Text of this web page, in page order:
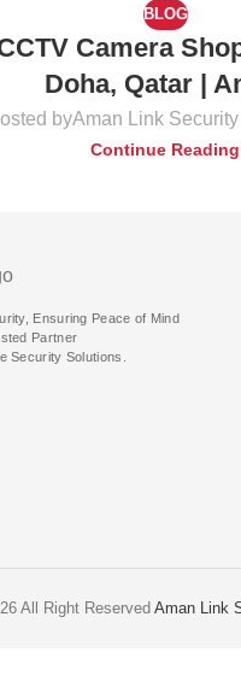
BLOG
Camera
Doha, Qatar |
byAman Link
Continue Reading
Ensuring Peace of Mind
Partner
Security Solutions.
All Right Reserved Aman Link